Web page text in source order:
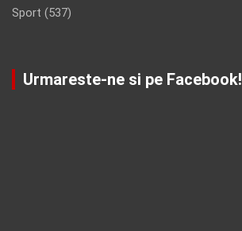
Sport (537)
Urmareste-ne si pe Facebook!